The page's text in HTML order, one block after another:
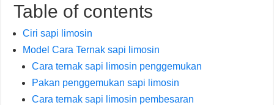
Table of contents
Ciri sapi limosin
Model Cara Ternak sapi limosin
Cara ternak sapi limosin penggemukan
Pakan penggemukan sapi limosin
Cara ternak sapi limosin pembesaran